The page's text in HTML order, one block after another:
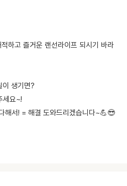
하고 즐거운 랜선라이프 되시기 바라
이 생기면?
세요~!
해서! = 해결 도와드리겠습니다~💪😎